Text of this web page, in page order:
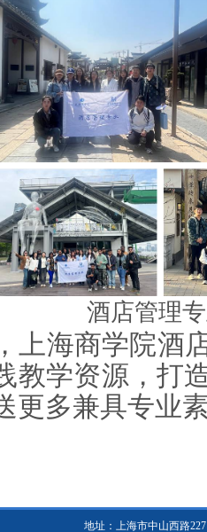
酒店管理
上海商学院酒
教学资源，打
更多兼具专业
地址：上海市中山西路